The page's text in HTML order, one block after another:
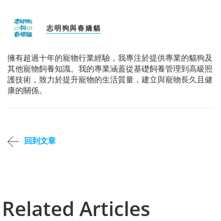
志明狗與春嬌貓
擁有超過十年的寵物行業經驗，我專注於提供專業的貓狗及
其他寵物飼養知識。我的專業涵蓋從基礎飼養管理到高級照
護技術，致力於提升寵物的生活質量，建立與寵物長久且健
康的關係。
回到文章
Related Articles